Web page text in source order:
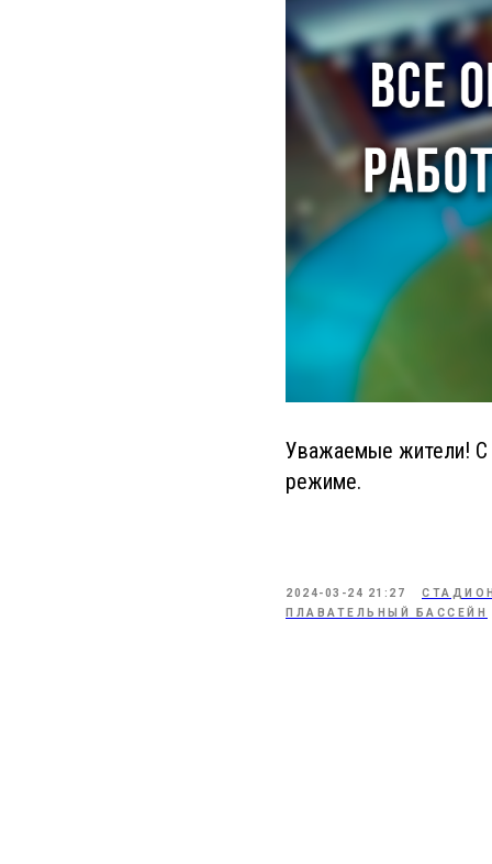
Уважаемые жители!
режиме.
2024-03-24 21:27
ПЛАВАТЕЛЬНЫЙ БАССЕЙН